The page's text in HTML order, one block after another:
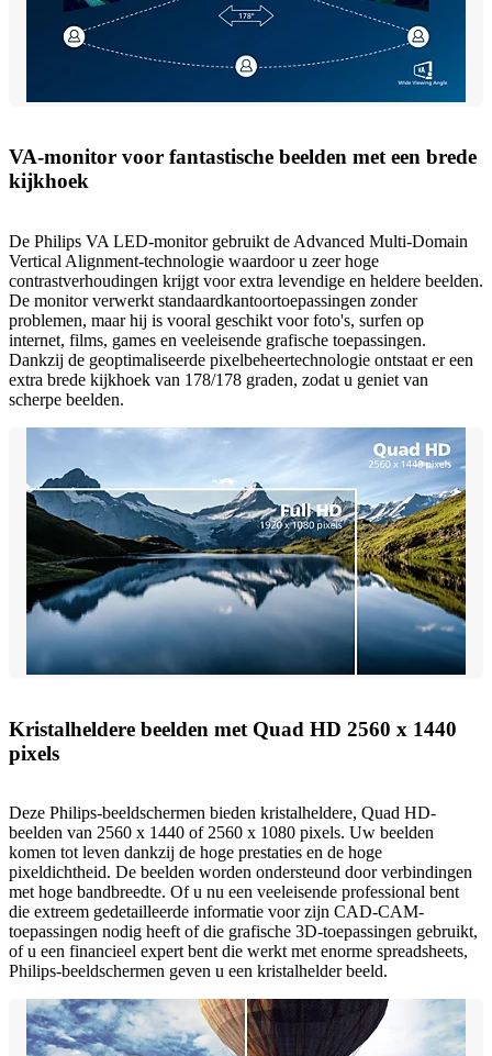
VA-monitor voor fantastische beelden met een brede
kijkhoek
De Philips VA LED-monitor gebruikt de Advanced Multi-Domain
Vertical Alignment-technologie waardoor u zeer hoge
contrastverhoudingen krijgt voor extra levendige en heldere beelden.
De monitor verwerkt standaardkantoortoepassingen zonder
problemen, maar hij is vooral geschikt voor foto's, surfen op
internet, films, games en veeleisende grafische toepassingen.
Dankzij de geoptimaliseerde pixelbeheertechnologie ontstaat er een
extra brede kijkhoek van 178/178 graden, zodat u geniet van
scherpe beelden.
Kristalheldere beelden met Quad HD 2560 x 1440
pixels
Deze Philips-beeldschermen bieden kristalheldere, Quad HD-
beelden van 2560 x 1440 of 2560 x 1080 pixels. Uw beelden
komen tot leven dankzij de hoge prestaties en de hoge
pixeldichtheid. De beelden worden ondersteund door verbindingen
met hoge bandbreedte. Of u nu een veeleisende professional bent
die extreem gedetailleerde informatie voor zijn CAD-CAM-
toepassingen nodig heeft of die grafische 3D-toepassingen gebruikt,
of u een financieel expert bent die werkt met enorme spreadsheets,
Philips-beeldschermen geven u een kristalhelder beeld.